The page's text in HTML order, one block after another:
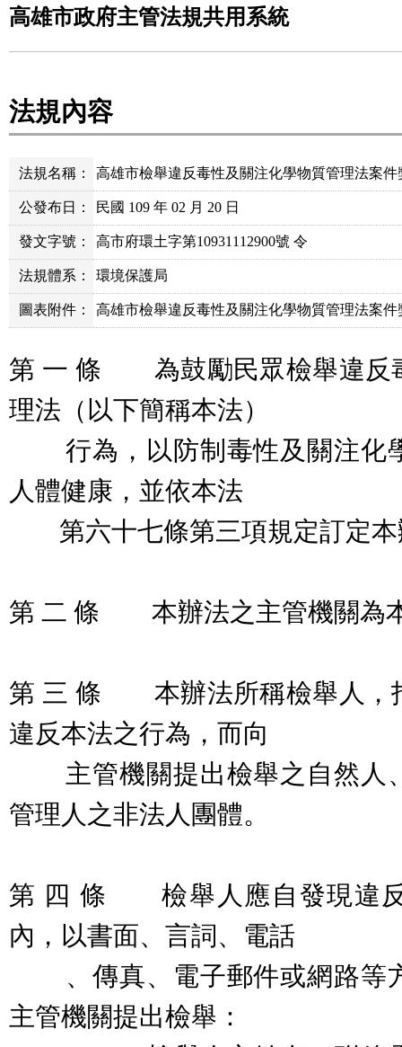
高雄市政府主管法規共用系統
法規內容
法規名稱： 高雄市檢舉違反毒性及關注化學物質管理法案件
公發布日： 民國 109 年 02 月 20 日
發文字號： 高市府環土字第10931112900號 令
法規體系： 環境保護局
圖表附件： 高雄市檢舉違反毒性及關注化學物質管理法案件
第 一 條 為鼓勵民眾檢舉違反
理法（以下簡稱本法）
行為，以防制毒性及關注化
人體健康，並依本法
第六十七條第三項規定訂定本
第 二 條 本辦法之主管機關為
第 三 條 本辦法所稱檢舉人，
違反本法之行為，而向
主管機關提出檢舉之自然人
管理人之非法人團體。
第 四 條 檢舉人應自發現違反
內，以書面、言詞、電話
、傳真、電子郵件或網路等
主管機關提出檢舉：